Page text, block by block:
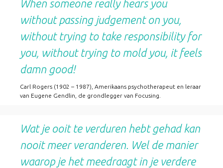
When someone really hears you
without passing judgement on you,
without trying to take responsibility for
you, without trying to mold you, it feels
damn good!
Carl Rogers (1902 – 1987), Amerikaans psychotherapeut en leraar
van Eugene Gendlin, de grondlegger van Focusing.
Wat je ooit te verduren hebt gehad kan
nooit meer veranderen. Wel de manier
waarop je het meedraagt in je verdere